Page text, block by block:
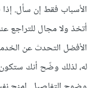
الأسباب فقط إن سأل.
أتخذ ولا مجال للتراجع
الأفضل التحدث عن
له، لذلك وضّح أنك